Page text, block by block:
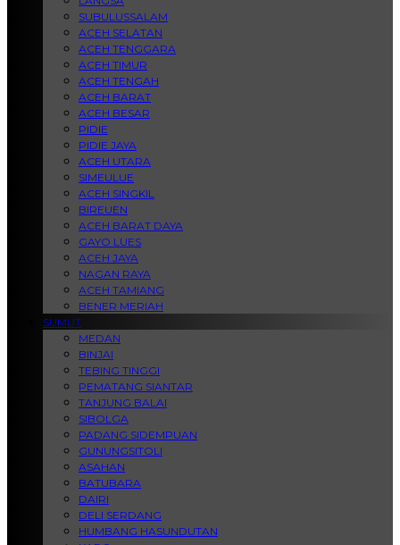
SUBULUSSALAM
ACEH SELATAN
ACEH TENGGARA
ACEH TIMUR
ACEH TENGAH
ACEH BARAT
ACEH BESAR
PIDIE
PIDIE JAYA
ACEH UTARA
SIMEULUE
ACEH SINGKIL
BIREUEN
ACEH BARAT DAYA
GAYO LUES
ACEH JAYA
NAGAN RAYA
ACEH TAMIANG
BENER MERIAH
SUMUT
MEDAN
BINJAI
TEBING TINGGI
PEMATANG SIANTAR
TANJUNG BALAI
SIBOLGA
PADANG SIDEMPUAN
GUNUNGSITOLI
ASAHAN
BATUBARA
DAIRI
DELI SERDANG
HUMBANG HASUNDUTAN